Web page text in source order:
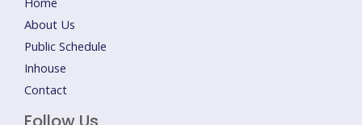
About Us
Public Schedule
Inhouse
Contact